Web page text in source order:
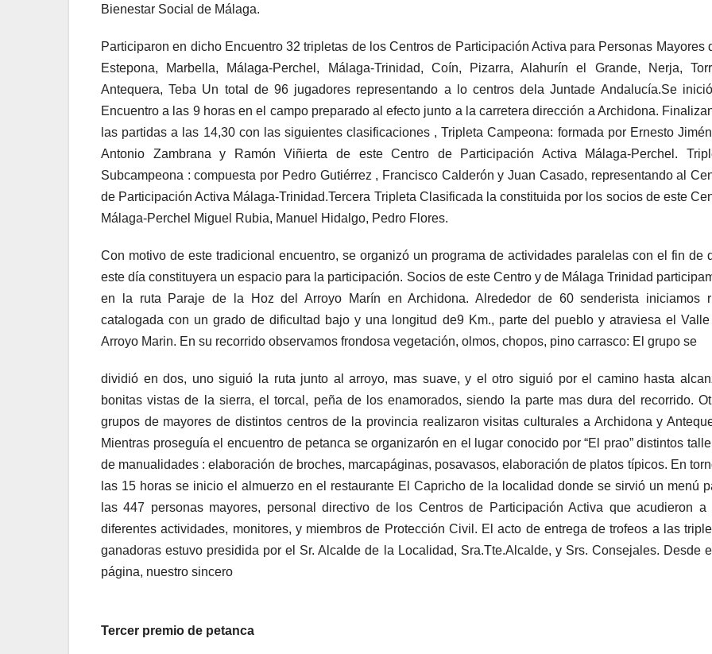
Bienestar Social de Málaga.
Participaron en dicho Encuentro 32 tripletas de los Centros de Participación Activa para Personas Mayores
Estepona, Marbella, Málaga-Perchel, Málaga-Trinidad, Coín, Pizarra, Alahurín el Grande, Nerja,
Antequera, Teba Un total de 96 jugadores representando a lo centros dela Juntade Andalucía.Se
Encuentro a las 9 horas en el campo preparado al efecto junto a la carretera dirección a Archidona.
las partidas a las 14,30 con las siguientes clasificaciones , Tripleta Campeona: formada por Ernesto
Antonio Zambrana y Ramón Viñierta de este Centro de Participación Activa Málaga-Perchel.
Subcampeona : compuesta por Pedro Gutiérrez , Francisco Calderón y Juan Casado, representando al
de Participación Activa Málaga-Trinidad.Tercera Tripleta Clasificada la constituida por los socios de este
Málaga-Perchel Miguel Rubia, Manuel Hidalgo, Pedro Flores.
Con motivo de este tradicional encuentro, se organizó un programa de actividades paralelas con el fin de
este día constituyera un espacio para la participación. Socios de este Centro y de Málaga Trinidad
en la ruta Paraje de la Hoz del Arroyo Marín en Archidona. Alrededor de 60 senderista iniciamos
catalogada con un grado de dificultad bajo y una longitud de9 Km., parte del pueblo y atraviesa el
Arroyo Marin. En su recorrido observamos frondosa vegetación, olmos, chopos, pino carrasco: El grupo se
dividió en dos, uno siguió la ruta junto al arroyo, mas suave, y el otro siguió por el camino hasta
bonitas vistas de la sierra, el torcal, peña de los enamorados, siendo la parte mas dura del recorrido.
grupos de mayores de distintos centros de la provincia realizaron visitas culturales a Archidona y
Mientras proseguía el encuentro de petanca se organizarón en el lugar conocido por “El prao” distintos
de manualidades : elaboración de broches, marcapáginas, posavasos, elaboración de platos típicos. En
las 15 horas se inicio el almuerzo en el restaurante El Capricho de la localidad donde se sirvió un menú
las 447 personas mayores, personal directivo de los Centros de Participación Activa que acudieron a
diferentes actividades, monitores, y miembros de Protección Civil. El acto de entrega de trofeos a las
ganadoras estuvo presidida por el Sr. Alcalde de la Localidad, Sra.Tte.Alcalde, y Srs. Consejales. Desde
página, nuestro sincero
Tercer premio de petanca